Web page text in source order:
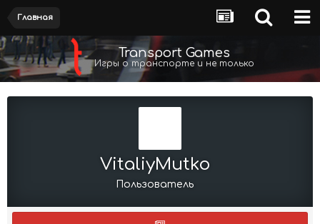
Главная
Transport Games
Игры о транспорте и не только
VitaliyMutko
Пользователь